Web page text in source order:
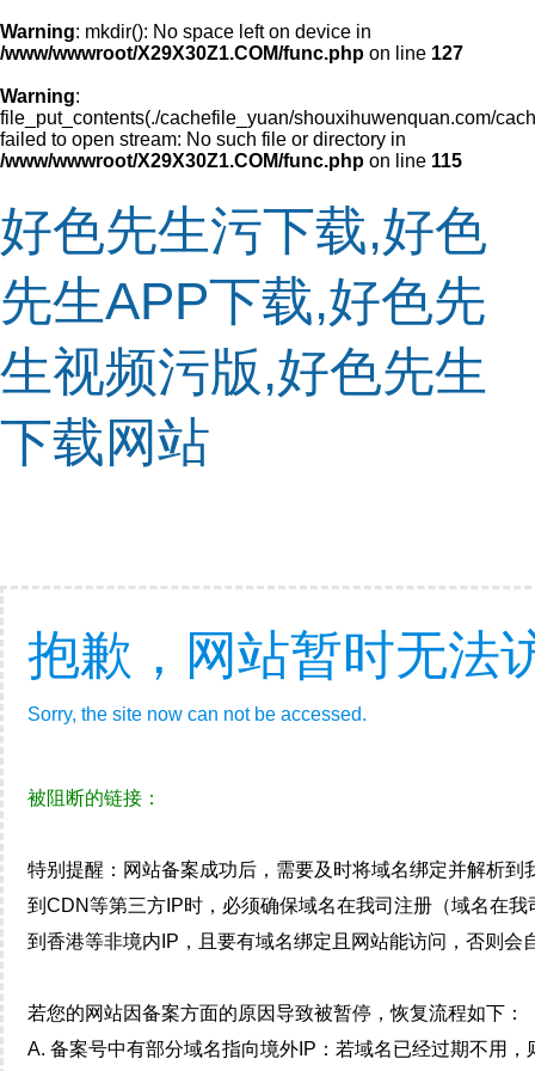
Warning: mkdir(): No space left on device in
/www/wwwroot/X29X30Z1.COM/func.php on line 127
Warning:
file_put_contents(./cachefile_yuan/shouxihuwenquan.com/
failed to open stream: No such file or directory in
/www/wwwroot/X29X30Z1.COM/func.php on line 115
好色先生污下载,好色
先生APP下载,好色先
生视频污版,好色先生
下载网站
抱歉，网站暂时无法
Sorry, the site now can not be accessed.
被阻断的链接：
特别提醒：网站备案成功后，需要及时将域名绑定并解析
到CDN等第三方IP时，必须确保域名在我司注册（域名在
到香港等非境内IP，且要有域名绑定且网站能访问，否则
若您的网站因备案方面的原因导致被暂停，恢复流程如下：
A. 备案号中有部分域名指向境外IP：若域名已经过期不用